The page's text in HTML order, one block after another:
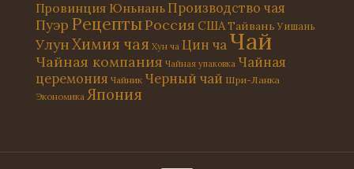
Провинция Юньнань Производство чая
Пуэр РецептыРоссия СШАТайвань Уишань
УлунХимия чая Хун ча Цин чаЧай
Чайная компания Чайная упаковка Чайная
церемония Чайник Черный чай Шри-Ланка
Экономика Япония